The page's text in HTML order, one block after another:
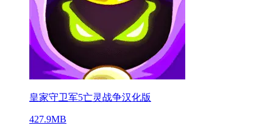
皇家守卫军5亡灵战争汉化版
427.9MB